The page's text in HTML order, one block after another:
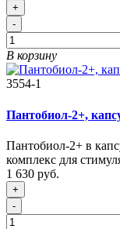
+
-
В корзину
3554-1
Пантобиол-2+,
Пантобиол-2+ в
комплекс для
1 630 руб.
+
-